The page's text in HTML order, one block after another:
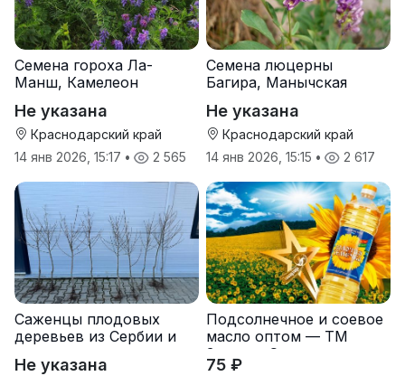
Семена гороха Ла-
Манш, Камелеон
Не указана
Краснодарский край
14 янв 2026, 15:17 • 2 565
Семена люцерны
Багира, Манычская
Не указана
Краснодарский край
14 янв 2026, 15:15 • 2 617
Саженцы плодовых
деревьев из Сербии и
Не указана
Подсолнечное и соевое
масло оптом — ТМ
Золотая Семечка
75 ₽